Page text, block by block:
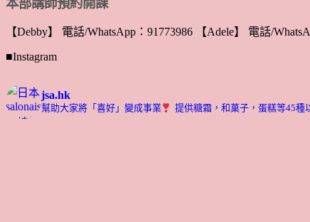
【Debby】 電話/WhatsApp：91773986 【Adele】 電話/
■Instagram
jsa.hk
幫助大家將「喜好」變成事業 提供糖霜，和菓子，蛋糕等45種